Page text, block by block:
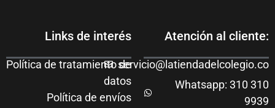
Links de interés
Política de tratamiento de
datos
Política de envíos
Atención al cliente:
servicio@latiendadelcolegio.co
Whatsapp: 310 310
9939